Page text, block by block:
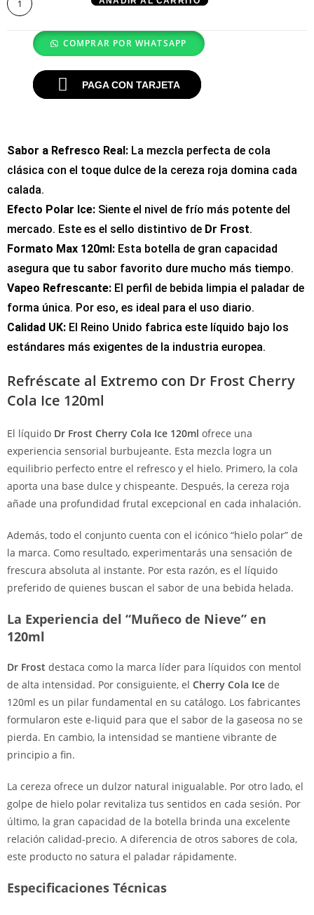
COMPRAR POR WHATSAPP
PAGA CON TARJETA
Sabor a Refresco Real: La mezcla perfecta de cola
clásica con el toque dulce de la cereza roja domina cada
calada.
Efecto Polar Ice: Siente el nivel de frío más potente del
mercado. Este es el sello distintivo de Dr Frost.
Formato Max 120ml: Esta botella de gran capacidad
asegura que tu sabor favorito dure mucho más tiempo.
Vapeo Refrescante: El perfil de bebida limpia el paladar de
forma única. Por eso, es ideal para el uso diario.
Calidad UK: El Reino Unido fabrica este líquido bajo los
estándares más exigentes de la industria europea.
Refréscate al Extremo con Dr Frost Cherry
Cola Ice 120ml
El líquido Dr Frost Cherry Cola Ice 120ml ofrece una
experiencia sensorial burbujeante. Esta mezcla logra un
equilibrio perfecto entre el refresco y el hielo. Primero, la cola
aporta una base dulce y chispeante. Después, la cereza roja
añade una profundidad frutal excepcional en cada inhalación.
Además, todo el conjunto cuenta con el icónico “hielo polar” de
la marca. Como resultado, experimentarás una sensación de
frescura absoluta al instante. Por esta razón, es el líquido
preferido de quienes buscan el sabor de una bebida helada.
La Experiencia del “Muñeco de Nieve” en
120ml
Dr Frost destaca como la marca líder para líquidos con mentol
de alta intensidad. Por consiguiente, el Cherry Cola Ice de
120ml es un pilar fundamental en su catálogo. Los fabricantes
formularon este e-liquid para que el sabor de la gaseosa no se
pierda. En cambio, la intensidad se mantiene vibrante de
principio a fin.
La cereza ofrece un dulzor natural inigualable. Por otro lado, el
golpe de hielo polar revitaliza tus sentidos en cada sesión. Por
último, la gran capacidad de la botella brinda una excelente
relación calidad-precio. A diferencia de otros sabores de cola,
este producto no satura el paladar rápidamente.
Especificaciones Técnicas